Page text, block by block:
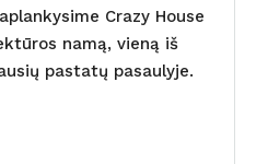
Crazy House
namą, vieną iš
pastatų pasaulyje.